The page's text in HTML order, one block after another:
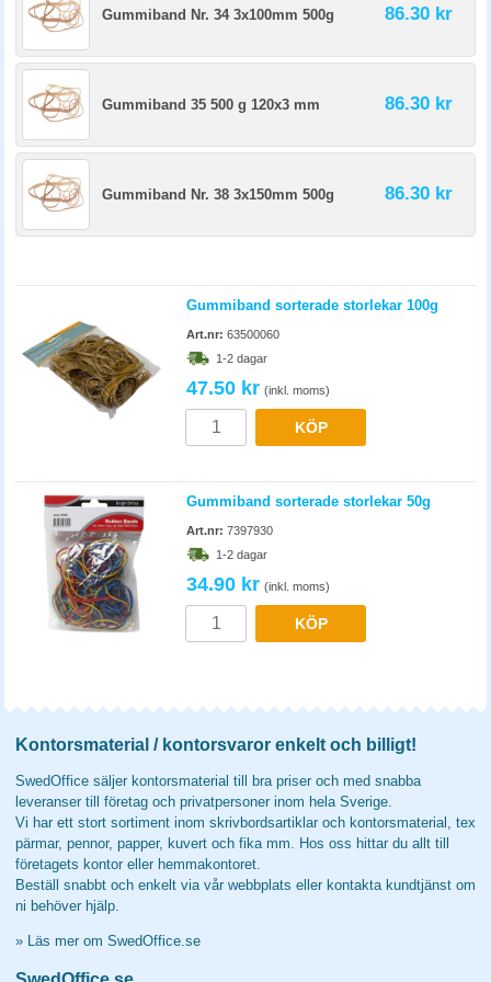
Gummiband Nr. 34 3x100mm 500g 86.30 kr
Gummiband 35 500 g 120x3 mm 86.30 kr
Gummiband Nr. 38 3x150mm 500g 86.30 kr
Gummiband sorterade storlekar 100g
Art.nr: 63500060
1-2 dagar
47.50 kr (inkl. moms)
KÖP
Gummiband sorterade storlekar 50g
Art.nr: 7397930
1-2 dagar
34.90 kr (inkl. moms)
KÖP
Kontorsmaterial / kontorsvaror enkelt och billigt!
SwedOffice säljer kontorsmaterial till bra priser och med snabba
leveranser till företag och privatpersoner inom hela Sverige.
Vi har ett stort sortiment inom skrivbordsartiklar och kontorsmaterial, tex
pärmar, pennor, papper, kuvert och fika mm. Hos oss hittar du allt till
företagets kontor eller hemmakontoret.
Beställ snabbt och enkelt via vår webbplats eller kontakta kundtjänst om
ni behöver hjälp.
» Läs mer om SwedOffice.se